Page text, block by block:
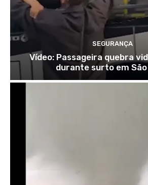
SEGURANÇA
Vídeo: Passageira quebra
durante surto em São